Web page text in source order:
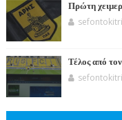
Πρώτη
Τέλος από